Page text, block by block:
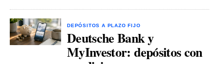
DEPÓSITOS A PLAZO FIJO
Deutsche Bank y
MyInvestor: depósitos con